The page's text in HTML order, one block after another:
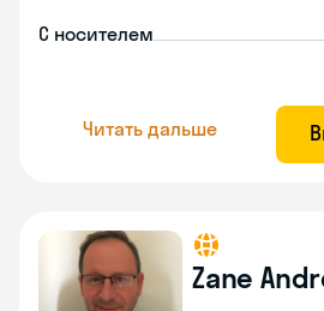
С носителем
Читать дальше
Zane